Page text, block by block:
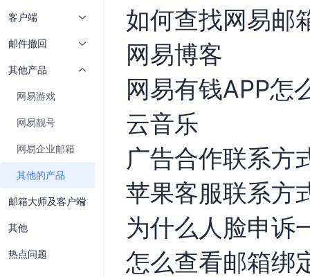
客户端
邮件撤回
其他产品
网易游戏
网易靓号
网易企业邮箱
其他的产品
邮箱大师及客户端
其他
热点问题
如何查找网易邮
网易博客
网易有钱APP怎
云音乐
广告合作联系方
苹果客服联系方
为什么人脸申诉
怎么查看邮箱绑